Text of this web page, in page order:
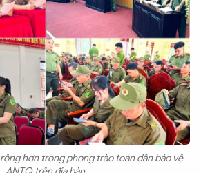
hơn trong phong trào toàn dân bảo vệ